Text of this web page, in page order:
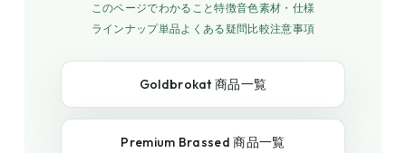
このページでわかること特徴音色素材・仕様
ラインナップ単品よくある疑問比較注意事項
Goldbrokat 商品一覧
Premium Brassed 商品一覧